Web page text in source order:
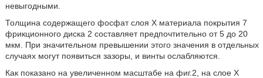
невыгодными.
Толщина содержащего фосфат слоя X материала покрытия 7
фрикционного диска 2 составляет предпочтительно от 5 до 20
мкм. При значительном превышении этого значения в отдельных
случаях могут появиться зазоры, и винты ослабляются.
Как показано на увеличенном масштабе на фиг.2, на слое X